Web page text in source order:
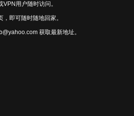
用户随时访问。
即可随时随地回家。
获取最新地址。